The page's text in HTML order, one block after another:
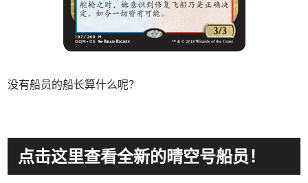
没有船员的船长算什么呢？
点击这里查看全新的晴空号船员！